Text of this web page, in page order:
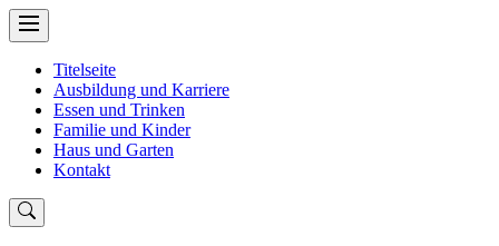
Skip
to
Titelseite
Ausbildung und Karriere
Essen und Trinken
Familie und Kinder
Haus und Garten
Kontakt